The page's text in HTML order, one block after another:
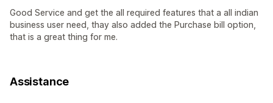
Good Service and get the all required features that a all indian
business user need, thay also added the Purchase bill option,
that is a great thing for me.
Assistance